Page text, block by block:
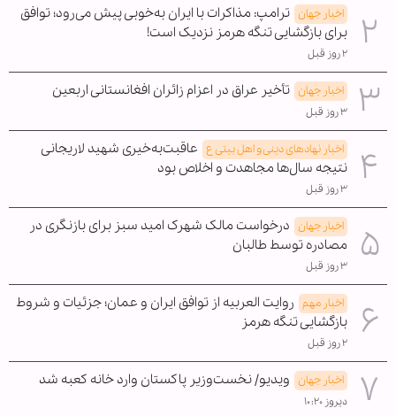
اخبار جهان ترامپ: مذاکرات با ایران به‌خوبی پیش می‌رود؛ توافق
برای بازگشایی تنگه هرمز نزدیک است!
۲ روز قبل
اخبار جهان تأخیر عراق در اعزام زائران افغانستانی اربعین
۳ روز قبل
اخبار نهادهای دینی و اهل بیتی ع عاقبت‌به‌خیری شهید لاریجانی
نتیجه سال‌ها مجاهدت و اخلاص بود
۳ روز قبل
اخبار جهان درخواست مالک شهرک امید سبز برای بازنگری در
مصادره توسط طالبان
۳ روز قبل
اخبار مهم روایت العربیه از توافق ایران و عمان؛ جزئیات و شروط
بازگشایی تنگه هرمز
۲ روز قبل
اخبار جهان ویدیو/ نخست‌وزیر پاکستان وارد خانه کعبه شد
دیروز ۱۰:۲۰